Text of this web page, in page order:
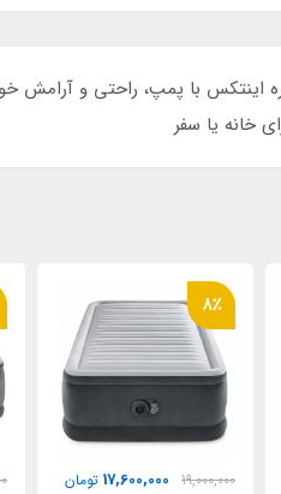
اینتکس با پمپ، راحتی و آرامش
خانه یا سفر
8٪
25,000,000
23,000,000 تومان